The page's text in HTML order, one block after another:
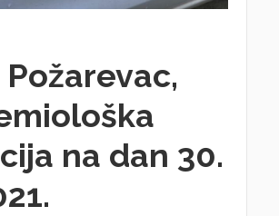
Požarevac,
na dan 30.